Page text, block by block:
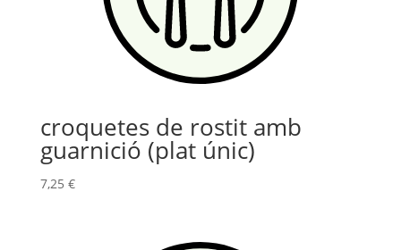
croquetes de rostit amb
guarnició (plat únic)
7,25 €